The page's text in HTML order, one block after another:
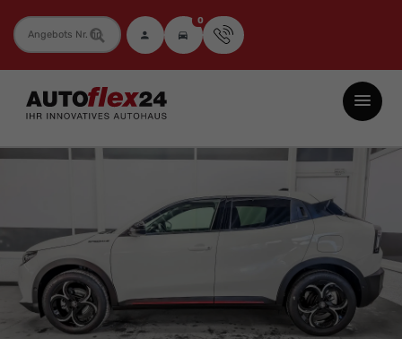
Fahrzeugnummer 0
Autoflex24
GmbH
-
Jahreswagen
und
Gebrauchtwagen
zu
Top-